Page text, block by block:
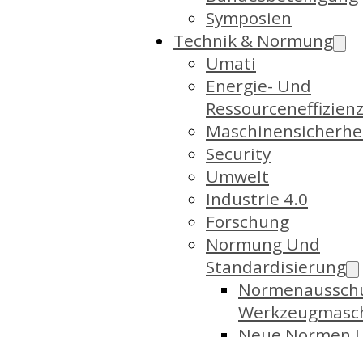
Symposien
Technik & Normung
Umati
Energie- Und
Ressourceneffizienz
Security
Umwelt
Industrie 4.0
Forschung
Normung Und
Standardisierung